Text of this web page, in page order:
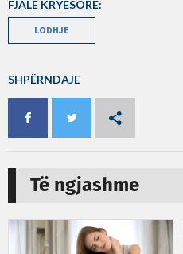
FJALË KRYESORE:
LODHJE
SHPËRNDAJE
Të ngjashme